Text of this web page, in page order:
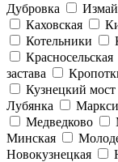
Дубровка
Каховская
Котельники
Красносельская
застава
Кузнецкий мост
Лубянка
Медведково
Минская
Новокузнецкая